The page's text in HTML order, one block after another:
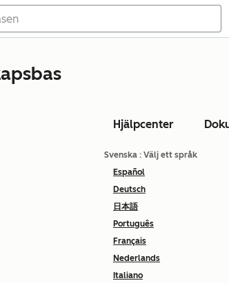
Hjälpcenter
Svenska : Välj ett språk
Español
Deutsch
日本語
Português
Français
Nederlands
Italiano